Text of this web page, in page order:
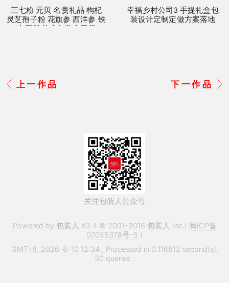
三七粉 元贝 名贵礼品 枸杞
灵芝孢子粉 花旗参 西洋参 铁
皮石斛 礼盒包装盒干货
幸福乡村公司3 手提礼盒包
装设计定制定做方案落地
上一作品 下一作品
关注包装人公众号
Powered by 包装人 X3.4 © 2001-2016 包装人 Inc.( 闽ICP备
07055378号-5 )
GMT+8, 2026-8-10 12:34 , Processed in 0.116812 second(s),
30 queries .